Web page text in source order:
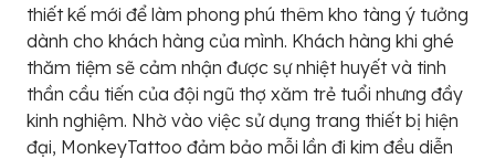
thiết kế mới để làm phong phú thêm kho tàng ý tưởng
dành cho khách hàng của mình. Khách hàng khi ghé
thăm tiệm sẽ cảm nhận được sự nhiệt huyết và tinh
thần cầu tiến của đội ngũ thợ xăm trẻ tuổi nhưng đầy
kinh nghiệm. Nhờ vào việc sử dụng trang thiết bị hiện
đại, MonkeyTattoo đảm bảo mỗi lần đi kim đều diễn